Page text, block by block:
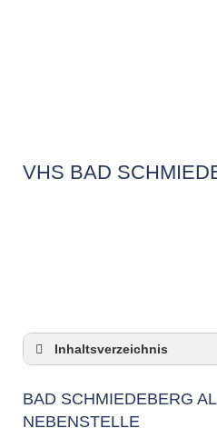
VHS BAD
Inhaltsverzeichnis
Checkliste: So zeigt
Schmiedeberg Präsenz
BAD SCHMIEDEBERG
NEBENSTELLE